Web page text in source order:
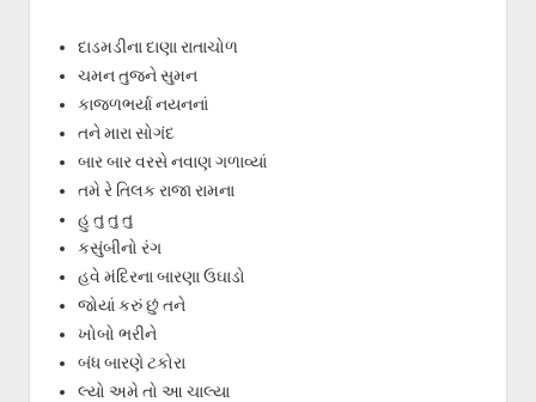
દાડમડીના દાણા રાતાચોળ
ચમન તુજને સુમન
કાજળભર્યા નયનનાં
તને મારા સોગંદ
બાર બાર વરસે નવાણ ગળાવ્યાં
તમે રે તિલક રાજા રામના
હુ તુ તુ તુ
કસુંબીનો રંગ
હવે મંદિરના બારણા ઉઘાડો
જોયાં કરું છું તને
ખોબો ભરીને
બંધ બારણે ટકોરા
લ્યો અમે તો આ ચાલ્યા